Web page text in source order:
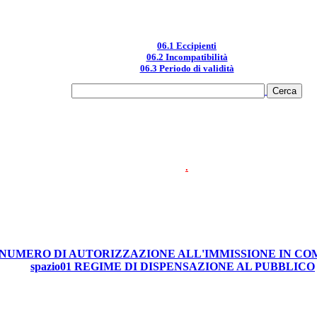
06.1 Eccipienti
06.2 Incompatibilità
06.3 Periodo di validità
.
DI AUTORIZZAZIONE ALL'IMMISSIONE IN
spazio01 REGIME DI DISPENSAZIONE AL PUBBLICO